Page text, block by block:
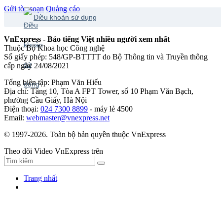
Gửi tòa soạn Quảng cáo
Điều khoản sử dụng
VnExpress - Báo tiếng Việt nhiều người xem nhất
Thuộc Bộ Khoa học Công nghệ
Số giấy phép: 548/GP-BTTTT do Bộ Thông tin và Truyền thông
cấp ngày 24/08/2021
Tổng biên tập: Phạm Văn Hiếu
Địa chỉ: Tầng 10, Tòa A FPT Tower, số 10 Phạm Văn Bạch,
phường Cầu Giấy, Hà Nội
Điện thoại: 024 7300 8899 - máy lẻ 4500
Email: webmaster@vnexpress.net
© 1997-2026. Toàn bộ bản quyền thuộc VnExpress
Theo dõi Video VnExpress trên
Trang nhất